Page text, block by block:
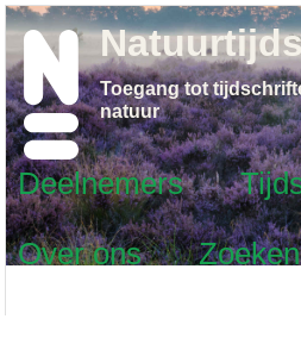
Deelnemers
Over ons
Zoeken
Toegang tot
natuur